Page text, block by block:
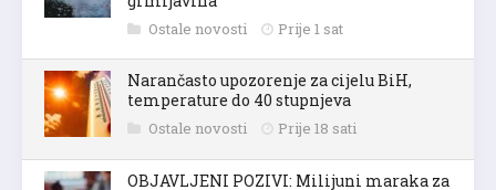
Ostale novosti Prije 1 sat
Narančasto upozorenje za cijelu BiH,
temperature do 40 stupnjeva
Ostale novosti Prije 18 sati
OBJAVLJENI POZIVI: Milijuni maraka za